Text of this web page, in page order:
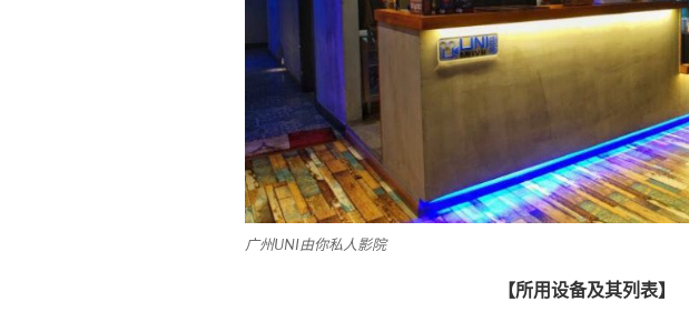
广州UNI由你私人影院
【所用设备及其列表】